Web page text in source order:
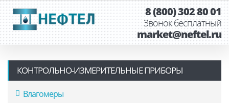
8 (800) 302 80 01
Звонок бесплатный
market@neftel.ru
КОНТРОЛЬНО-ИЗМЕРИТЕЛЬНЫЕ ПРИБОРЫ
Влагомеры